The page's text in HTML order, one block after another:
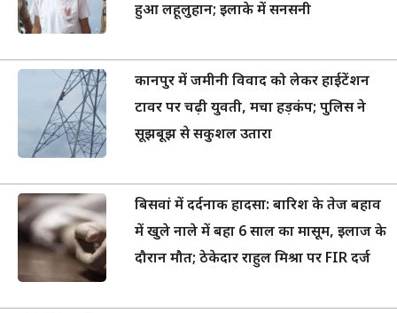
हुआ लहूलुहान; इलाके में सनसनी
कानपुर में जमीनी विवाद को लेकर हाईटेंशन
टावर पर चढ़ी युवती, मचा हड़कंप; पुलिस ने
सूझबूझ से सकुशल उतारा
बिसवां में दर्दनाक हादसा: बारिश के तेज बहाव
में खुले नाले में बहा 6 साल का मासूम, इलाज के
दौरान मौत; ठेकेदार राहुल मिश्रा पर FIR दर्ज